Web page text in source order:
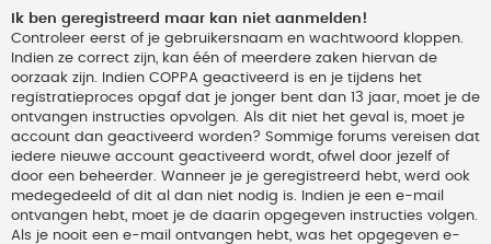
Ik ben geregistreerd maar kan niet aanmelden!
Controleer eerst of je gebruikersnaam en wachtwoord kloppen.
Indien ze correct zijn, kan één of meerdere zaken hiervan de
oorzaak zijn. Indien COPPA geactiveerd is en je tijdens het
registratieproces opgaf dat je jonger bent dan 13 jaar, moet je de
ontvangen instructies opvolgen. Als dit niet het geval is, moet je
account dan geactiveerd worden? Sommige forums vereisen dat
iedere nieuwe account geactiveerd wordt, ofwel door jezelf of
door een beheerder. Wanneer je je geregistreerd hebt, werd ook
medegedeeld of dit al dan niet nodig is. Indien je een e-mail
ontvangen hebt, moet je de daarin opgegeven instructies volgen.
Als je nooit een e-mail ontvangen hebt, was het opgegeven e-